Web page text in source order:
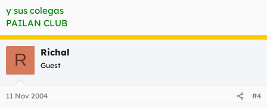
y sus colegas
PAILAN CLUB
R Richal
Guest
11 Nov 2004 #4